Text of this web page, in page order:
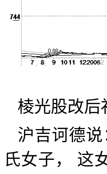
棱光股改后
沪吉诃德
氏女子，
这